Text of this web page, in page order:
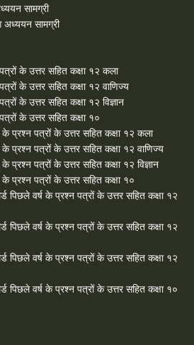
सामग्री
अध्ययन सामग्री
के उत्तर सहित कक्षा १२ कला
के उत्तर सहित कक्षा १२ वाणिज्य
के उत्तर सहित कक्षा १२ विज्ञान
के उत्तर सहित कक्षा १०
के प्रश्न पत्रों के उत्तर सहित कक्षा १२ कला
के प्रश्न पत्रों के उत्तर सहित कक्षा १२ वाणिज्य
के प्रश्न पत्रों के उत्तर सहित कक्षा १२ विज्ञान
के प्रश्न पत्रों के उत्तर सहित कक्षा १०
पिछले वर्ष के प्रश्न पत्रों के उत्तर सहित कक्षा १२
पिछले वर्ष के प्रश्न पत्रों के उत्तर सहित कक्षा १२
पिछले वर्ष के प्रश्न पत्रों के उत्तर सहित कक्षा १२
पिछले वर्ष के प्रश्न पत्रों के उत्तर सहित कक्षा १०